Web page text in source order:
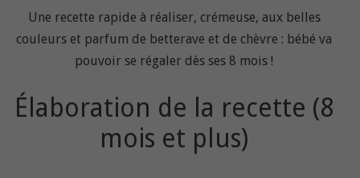
Une recette rapide à réaliser, crémeuse, aux belles
couleurs et parfum de betterave et de chèvre : bébé va
pouvoir se régaler dès ses 8 mois !
Élaboration de la recette (8
mois et plus)